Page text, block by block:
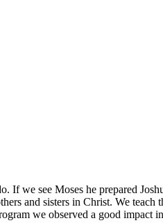
If we see Moses he prepared
and sisters in Christ. We teach
we observed a good impact